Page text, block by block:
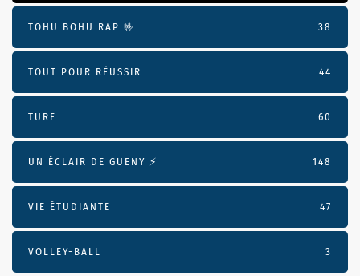
TOHU BOHU RAP 🤟 38
TOUT POUR RÉUSSIR 44
TURF 60
UN ÉCLAIR DE GUENY ⚡️ 148
VIE ÉTUDIANTE 47
VOLLEY-BALL 3